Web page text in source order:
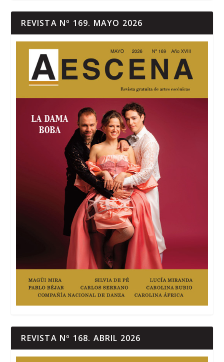
REVISTA Nº 169. MAYO 2026
REVISTA Nº 168. ABRIL 2026